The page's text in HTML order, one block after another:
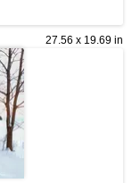
27.56 x 19.69 in